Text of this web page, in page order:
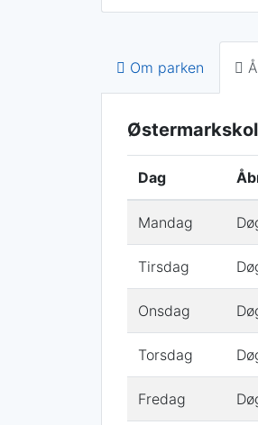
Om parken
Dag
Mandag
Tirsdag
Onsdag
Torsdag
Fredag